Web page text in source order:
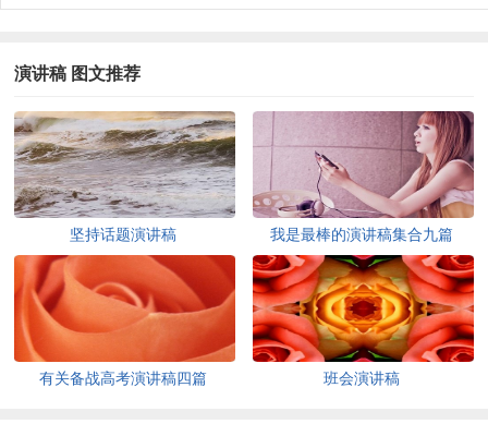
演讲稿 图文推荐
坚持话题演讲稿 我是最棒的演讲稿集合九篇
有关备战高考演讲稿四篇 班会演讲稿